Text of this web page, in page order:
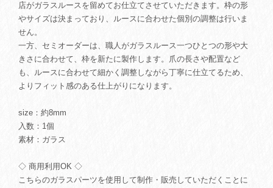
店がガラスルースを留めてお仕立てさせていただきます。枠の形
やサイズは決まっており、ルースに合わせた個別の調整は行いま
せん。
一方、セミオーダーは、職人がガラスルース一つひとつの形や大
きさに合わせて、枠を新たに製作します。爪の長さや配置など
も、ルースに合わせて細かく調整しながら丁寧に仕立てるため、
よりフィット感のある仕上がりになります。
size：約8mm
入数：1個
素材：ガラス
◇ 商用利用OK ◇
こちらのガラスパーツを使用して制作・販売していただくことに